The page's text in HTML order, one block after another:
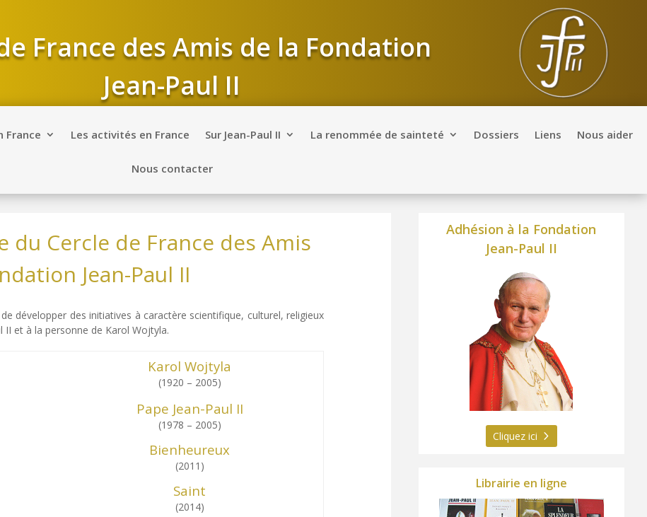
France des Amis de la Fondation
Jean-Paul II
France Les activités en France Sur Jean-Paul II La renommée de sainteté Dossiers Liens Nous aider
Nous contacter
du Cercle de France des Amis
Jean-Paul II
développer des initiatives à caractère scientifique, culturel, religieux
II et à la personne de Karol Wojtyla.
Karol Wojtyla
(1920 – 2005)
Pape Jean-Paul II
(1978 – 2005)
Bienheureux
(2011)
Saint
(2014)
Adhésion à la Fondation
Jean-Paul II
Cliquez ici
Librairie en ligne